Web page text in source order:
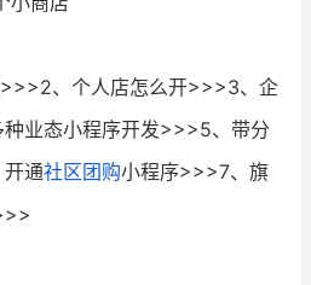
、个人店怎么开>>>3、企
业态小程序开发>>>5、带分
通社区团购小程序>>>7、旗